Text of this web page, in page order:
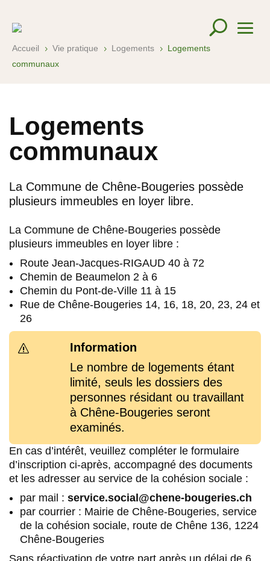
Accueil 5 Vie pratique 5 Logements 5
Logements
communaux
Logements
communaux
La Commune de Chêne-Bougeries possède
plusieurs immeubles en loyer libre.
La Commune de Chêne-Bougeries possède
plusieurs immeubles en loyer libre :
Route Jean-Jacques-RIGAUD 40 à 72
Chemin de Beaumelon 2 à 6
Chemin du Pont-de-Ville 11 à 15
Rue de Chêne-Bougeries 14, 16, 18, 20, 23, 24 et
26
s
Information
Le nombre de logements étant
limité, seuls les dossiers des
personnes résidant ou travaillant
à Chêne-Bougeries seront
examinés.
En cas d’intérêt, veuillez compléter le formulaire
d’inscription ci-après, accompagné des documents
et les adresser au service de la cohésion sociale :
par mail : service.social@chene-bougeries.ch
par courrier : Mairie de Chêne-Bougeries, service
de la cohésion sociale, route de Chêne 136, 1224
Chêne-Bougeries
Sans réactivation de votre part après un délai de 6